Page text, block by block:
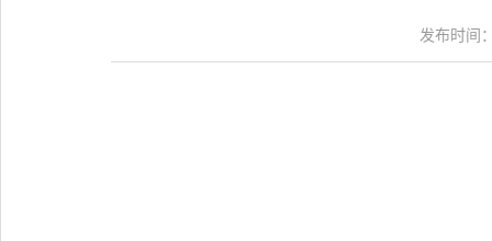
发布时间